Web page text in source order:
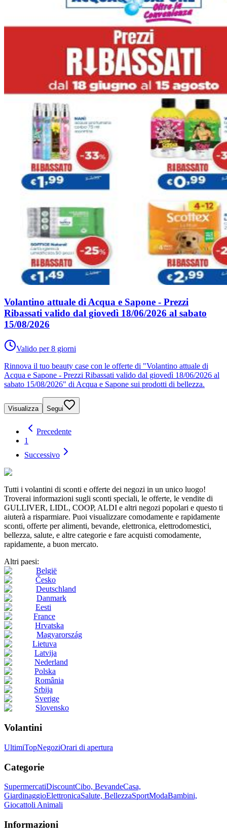
Volantino attuale di Acqua e Sapone - Prezzi
Ribassati valido dal giovedì 18/06/2026 al sabato
15/08/2026
Valido per 8 giorni
Rinnova il tuo beauty case con le offerte di "Volantino attuale di
Acqua e Sapone - Prezzi Ribassati valido dal giovedì 18/06/2026 al
sabato 15/08/2026" di Acqua e Sapone sui prodotti di bellezza.
Visualizza Segui
Precedente
1
Successivo
Tutti i volantini di sconti e offerte dei negozi in un unico luogo!
Troverai informazioni sugli sconti speciali, le offerte, le vendite di
GULLIVER, LIDL, COOP, ALDI e altri negozi popolari e questo ti
aiuterà a risparmiare. Puoi visualizzare comodamente e rapidamente
sconti, offerte per alimenti, bevande, elettronica, elettrodomestici,
bellezza, salute, e altre categorie e fare acquisti comodamente,
rapidamente, a buon mercato.
Altri paesi:
België
Česko
Deutschland
Danmark
Eesti
France
Hrvatska
Magyarország
Lietuva
Latvija
Nederland
Polska
România
Srbija
Sverige
Slovensko
Volantini
UltimiTopNegoziOrari di apertura
Categorie
SupermercatiDiscountCibo, BevandeCasa,
GiardinaggioElettronicaSalute, BellezzaSportModaBambini,
Giocattoli Animali
Informazioni